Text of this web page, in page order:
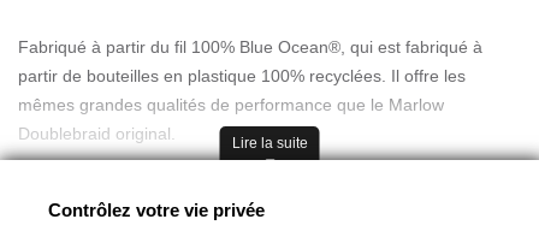
Fabriqué à partir du fil 100% Blue Ocean®, qui est fabriqué à
partir de bouteilles en plastique 100% recyclées. Il offre les
mêmes grandes qualités de performance que le Marlow
Doublebraid original.
Gaine: Polyester recyclé tressé 24 tresses
Lire la suite
Contrôlez votre vie privée